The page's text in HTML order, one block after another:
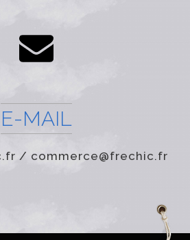
E-MAIL
/ commerce@frechic.fr